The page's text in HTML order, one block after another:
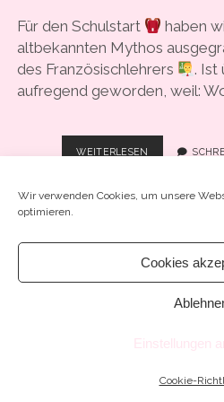
Wir verwenden Cookies, um unsere
optimieren.
Cookies
Einstellungen
Cookie-
Für den Schulstart
haben
altbekannten Mythos
des Französischlehrers
. Ist
aufregend geworden, weil:
WEITERLESEN
BEICHTE
VERFÜHRTE
LEHRER“
Chosen WordPress Theme